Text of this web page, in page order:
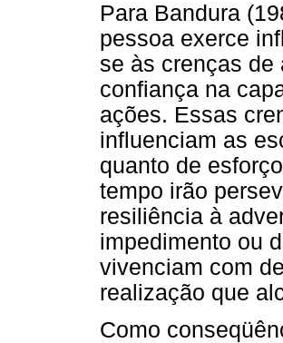
Para Bandura
pessoa exerce
se às crenças de
confiança na
ações. Essas
influenciam as
quanto de
tempo irão
resiliência à
impedimento ou
vivenciam com
realização que
Como